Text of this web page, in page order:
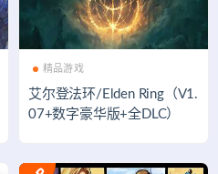
精品游戏
艾尔登法环/Elden Ring（V1.
07+数字豪华版+全DLC）